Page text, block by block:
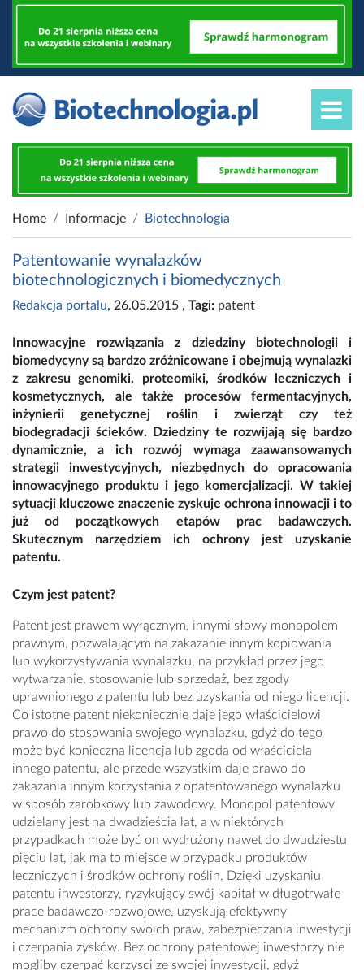
Home Informacje Biotechnologia
Patentowanie wynalazków
biotechnologicznych i biomedycznych
Redakcja portalu, 26.05.2015 , Tagi: patent
Innowacyjne rozwiązania z dziedziny biotechnologii i
biomedycyny są bardzo zróżnicowane i obejmują wynalazki
z zakresu genomiki, proteomiki, środków leczniczych i
kosmetycznych, ale także procesów fermentacyjnych,
inżynierii genetycznej roślin i zwierząt czy też
biodegradacji ścieków. Dziedziny te rozwijają się bardzo
dynamicznie, a ich rozwój wymaga zaawansowanych
strategii inwestycyjnych, niezbędnych do opracowania
innowacyjnego produktu i jego komercjalizacji. W takiej
sytuacji kluczowe znaczenie zyskuje ochrona innowacji i to
już od początkowych etapów prac badawczych.
Skutecznym narzędziem ich ochrony jest uzyskanie
patentu.
Czym jest patent?
Patent jest prawem wyłącznym, innymi słowy monopolem
prawnym, pozwalającym na zakazanie innym kopiowania
lub wykorzystywania wynalazku, na przykład przez jego
wytwarzanie, stosowanie lub sprzedaż, bez zgody
uprawnionego z patentu lub bez uzyskania od niego licencji.
Co istotne patent niekoniecznie daje jego właścicielowi
prawo do stosowania swojego wynalazku, gdyż do tego
może być konieczna licencja lub zgoda od właściciela
innego patentu, ale przede wszystkim daje prawo do
zakazania innym korzystania z opatentowanego wynalazku
w sposób zarobkowy lub zawodowy. Monopol patentowy
udzielany jest na dwadzieścia lat, a w niektórych
przypadkach może być on wydłużony nawet do dwudziestu
pięciu lat, jak ma to miejsce w przypadku produktów
leczniczych i środków ochrony roślin. Dzięki uzyskaniu
patentu inwestorzy, ryzykujący swój kapitał w długotrwałe
prace badawczo-rozwojowe, uzyskują efektywny
mechanizm ochrony swoich praw, zabezpieczania inwestycji
i czerpania zysków. Bez ochrony patentowej inwestorzy nie
mogliby czerpać korzysci ze swojej inwestycji, gdyż